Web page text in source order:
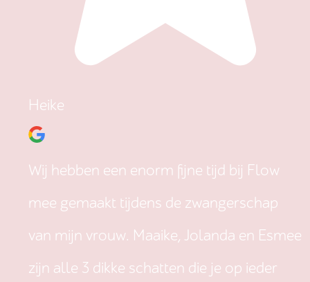
Heike
Wij hebben een enorm fijne tijd bij Flow
mee gemaakt tijdens de zwangerschap
van mijn vrouw. Maaike, Jolanda en Esmee
zijn alle 3 dikke schatten die je op ieder